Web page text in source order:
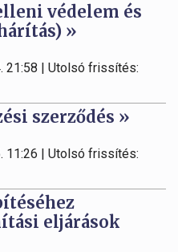
védelem és
»
21:58 | Utolsó frissítés:
szerződés »
11:26 | Utolsó frissítés:
eljárások